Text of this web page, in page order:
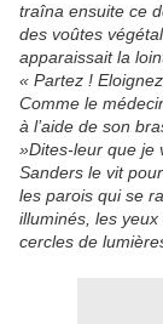
traîna ensuite ce
des voûtes
apparaissait la
« Partez !
Comme le
à l’aide de son
»Dites-leur que je
Sanders le vit
les parois qui se
illuminés, les
cercles de